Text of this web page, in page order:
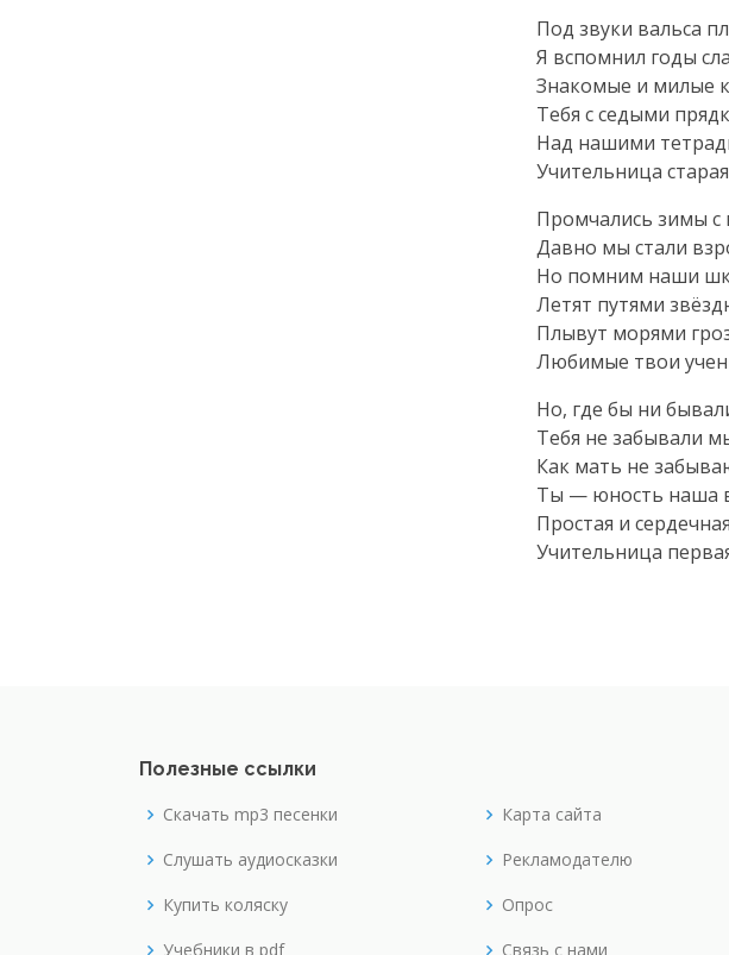
Под звуки вальса
Я вспомнил годы
Знакомые и милые
Тебя с седыми
Над нашими
Учительница
Промчались зимы с
Давно мы стали
Но помним наши
Летят путями
Плывут морями
Любимые твои
Но, где бы ни
Тебя не забывали
Как мать не
Ты — юность наша
Простая и
Учительница
Полезные ссылки
Скачать mp3 песенки
Слушать аудиосказки
Купить коляску
Учебники в pdf
Карта сайта
Рекламодателю
Опрос
Связь с нами